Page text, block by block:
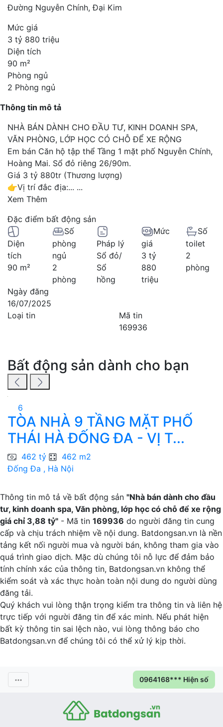
Đường Nguyễn Chính, Đại Kim
Mức giá
3 tỷ 880 triệu
Diện tích
90 m²
Phòng ngủ
2 Phòng ngủ
Thông tin mô tả
NHÀ BÁN DÀNH CHO ĐẦU TƯ, KINH DOANH SPA,
VĂN PHÒNG, LỚP HỌC CÓ CHỖ ĐỂ XE RỘNG
Em bán Căn hộ tập thể Tầng 1 mặt phố Nguyễn Chính,
Hoàng Mai. Sổ đỏ riêng 26/90m.
Giá 3 tỷ 880tr (Thương lượng)
👉Vị trí đắc địa:... ...
Xem Thêm
Đặc điểm bất động sản
Diện
tích
90 m²
Số
phòng
ngủ
2
phòng
Pháp lý
Sổ đỏ/
Sổ
hồng
Mức
giá
3 tỷ
880
triệu
Số
toilet
2
phòng
Ngày đăng
16/07/2025
Loại tin
Mã tin
169936
Bất động sản dành cho bạn
6
TÒA NHÀ 9 TẦNG MẶT PHỐ
THÁI HÀ ĐỐNG ĐA - VỊ T...
462 tỷ
462 m2
Đống Đa , Hà Nội
Thông tin mô tả về bất động sản "Nhà bán dành cho đầu
tư, kinh doanh spa, Văn phòng, lớp học có chỗ để xe rộng
giá chỉ 3,88 tỷ" - Mã tin 169936 do người đăng tin cung
cấp và chịu trách nhiệm về nội dung. Batdongsan.vn là nền
tảng kết nối người mua và người bán, không tham gia vào
quá trình giao dịch. Mặc dù chúng tôi nỗ lực để đảm bảo
tính chính xác của thông tin, Batdongsan.vn không thể
kiểm soát và xác thực hoàn toàn nội dung do người dùng
đăng tải.
Quý khách vui lòng thận trọng kiểm tra thông tin và liên hệ
trực tiếp với người đăng tin để xác minh. Nếu phát hiện
bất kỳ thông tin sai lệch nào, vui lòng thông báo cho
Batdongsan.vn để chúng tôi có thể xử lý kịp thời.
0964168*** Hiện số